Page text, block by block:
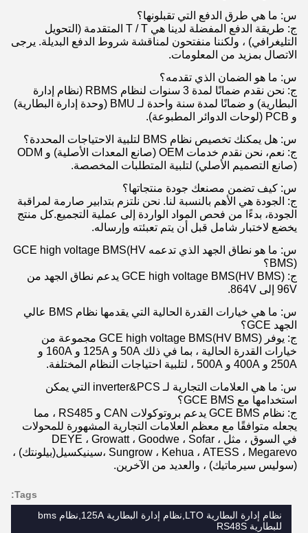
س: ما هي طرق الدفع التي تقبلونها؟
ج: طريقة الدفع المفضلة لدينا هي T / T المتقدمة (التحويل
التليغرافي) ، ولكننا منفتحون لمناقشة شروط الدفع البديلة. يرجى
الاتصال بمزيد من المعلومات.
س: ما هو الضمان الذي تقدمه؟
ج: نحن نقدم ضمانًا لمدة 3 سنوات لنظام RBMS (نظام إدارة
البطارية) و ضمانًا لمدة سنة واحدة لـ BMU (وحدة إدارة البطارية)
و PCB (لوحات الدوائر المطبوعة).
س: هل يمكنك تخصيص نظام BMS لتلبية الاحتياجات المحددة؟
ج: نعم، نحن نقدم خدمات OEM (صانع المعدات الأصلية) و ODM
(صانع التصميم الأصلي) لتلبية المتطلبات المخصصة.
س: كيف تضمن مصنعك جودة منتجاتها؟
ج: الجودة هي الأهم بالنسبة لنا. نحن نلتزم بتدابير صارمة لمراقبة
الجودة، بدءًا من فحص المواد الواردة إلى عملية التجميع.كل منتج
يخضع لاختبار شامل قبل أن يتم تعبئته وإرساله.
س: ما هو نطاق الجهد الذي تدعمه GCE high voltage BMS(HV
BMS)؟
ج: GCE high voltage BMS(HV BMS) يدعم نطاق الجهد من
96V إلى 864V.
س: ما هي خيارات القدرة الحالية التي يقدمها نظام BMS عالي
الجهد GCE؟
ج: يوفر GCE high voltage BMS(HV BMS) مجموعة من
خيارات القدرة الحالية ، بما في ذلك 50A و 125A و 160A و
250A و 400A و 500A ، لتلبية احتياجات النظام المختلفة.
س: ما هي العلامات التجارية لـ inverter&PCS التي يمكن
استخدامها مع GCE BMS؟
ج: نظام GCE BMS يدعم بروتوكولات CAN و RS485 ، مما
يجعله متوافقًا مع معظم العلامات التجارية المشهورة للمحولات
في السوق ، مثل DEYE ، Growatt ، Goodwe ، Sofar ،
Sungrow ، Kehua ، ATESS ، Megarevo ،سينيكسيل(بيلونتك) ،
(سوليس سيرماتيك) ، والعديد من الآخرين.
Tags:
نظام إدارة البطارية LTO,نظام إدارة البطارية 125A,نظام bms
للبطارية RS48S